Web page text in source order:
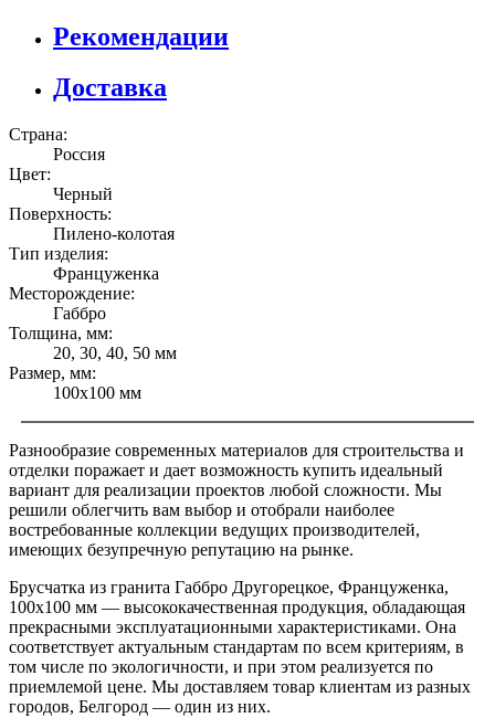
Рекомендации
Доставка
Страна:
Россия
Цвет:
Черный
Поверхность:
Пилено-колотая
Тип изделия:
Француженка
Месторождение:
Габбро
Толщина, мм:
20, 30, 40, 50 мм
Размер, мм:
100x100 мм
Разнообразие современных материалов для строительства и
отделки поражает и дает возможность купить идеальный
вариант для реализации проектов любой сложности. Мы
решили облегчить вам выбор и отобрали наиболее
востребованные коллекции ведущих производителей,
имеющих безупречную репутацию на рынке.
Брусчатка из гранита Габбро Другорецкое, Француженка,
100х100 мм — высококачественная продукция, обладающая
прекрасными эксплуатационными характеристиками. Она
соответствует актуальным стандартам по всем критериям, в
том числе по экологичности, и при этом реализуется по
приемлемой цене. Мы доставляем товар клиентам из разных
городов, Белгород — один из них.